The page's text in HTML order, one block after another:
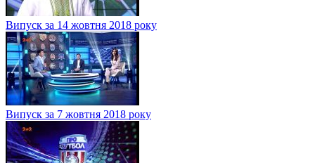
Випуск за 14 жовтня 2018 року
Випуск за 7 жовтня 2018 року